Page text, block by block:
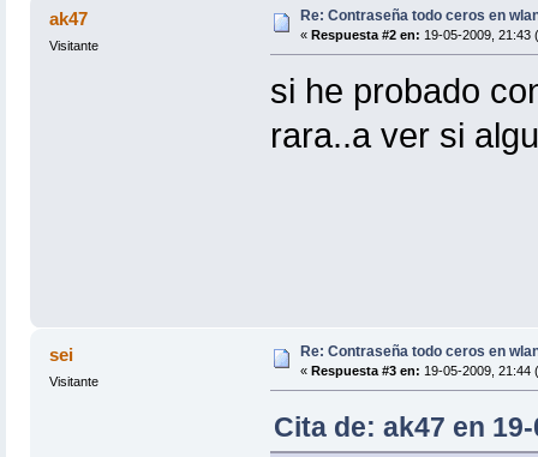
ak47
Visitante
Re: Contraseña todo ceros en
« Respuesta #2 en: 19-05-2009, 21:43
si he probado
rara..a ver si
sei
Visitante
Re: Contraseña todo ceros en
« Respuesta #3 en: 19-05-2009, 21:44
Cita de: ak47 en